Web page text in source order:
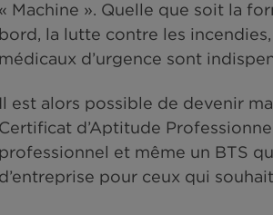
L’équipage, plus ou
fonctions : un patron,
grandes unités, se
En France, c’est une
permet de coupler,
enseignement pratique